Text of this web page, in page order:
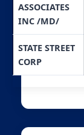
ASSOCIATES
INC /MD/
STATE STREET
CORP